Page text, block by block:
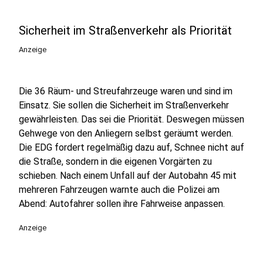
Sicherheit im Straßenverkehr als Priorität
Anzeige
Die 36 Räum- und Streufahrzeuge waren und sind im
Einsatz. Sie sollen die Sicherheit im Straßenverkehr
gewährleisten. Das sei die Priorität. Deswegen müssen
Gehwege von den Anliegern selbst geräumt werden.
Die EDG fordert regelmäßig dazu auf, Schnee nicht auf
die Straße, sondern in die eigenen Vorgärten zu
schieben. Nach einem Unfall auf der Autobahn 45 mit
mehreren Fahrzeugen warnte auch die Polizei am
Abend: Autofahrer sollen ihre Fahrweise anpassen.
Anzeige